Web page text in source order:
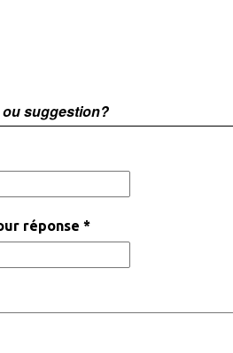
suggestion?
réponse *